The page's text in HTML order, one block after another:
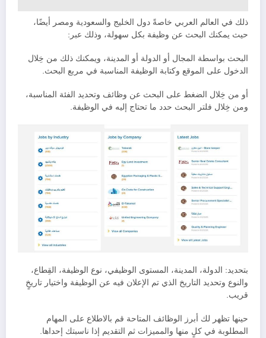
ذلك في العالم العربي خاصةً دول الخليج والسعودية ومصر أيضًا،
حيث يمكنك البحث عن وظيفة بكل سهولة، وذلك عبر:
البحث بواسطة المجال أو الدولة أو المدينة، ويمكنك ذلك من خِلال
الدخول على الموقع وكتابة الوظيفة المناسبة في مربع البحث.
أو من خِلال الضغط على البحث عن وظائف وتحديد الفئة المناسبة،
ومن خِلال فلتر البحث حدد ما تحتاج إليه في الوظيفة.
بتحديد: الدولة، المدينة، المستوى الوظيفي، نوع الوظيفة، القِطاع،
والنوع وتحديد التاريخ الذي تم الإعلان فيه عن الوظيفة واختيار تاريخٍ
قريب.
حينها تظهر لك أبرز الوظائف المتاحة قم بالاطلاع على المهام
المطلوبة في كلٍ منها والمميزات ثم التقديم إذا ناسبتك إحداها.